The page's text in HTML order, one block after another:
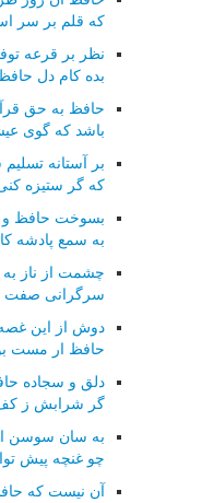
که قلم بر سر
نظر بر قرعه
بده کام دل
حافظ به حق
باشد که گوی
بر آستانه
که گر ستیزه
بسوخت حافظ
به سمع پادشه
چشمت از ناز
سرگرانی صفت
دوش از این
حافظ ار مست
دلق و سجاده
گر شرابش ز
به سان سوسن
چو غنچه پیش
آن نیست که